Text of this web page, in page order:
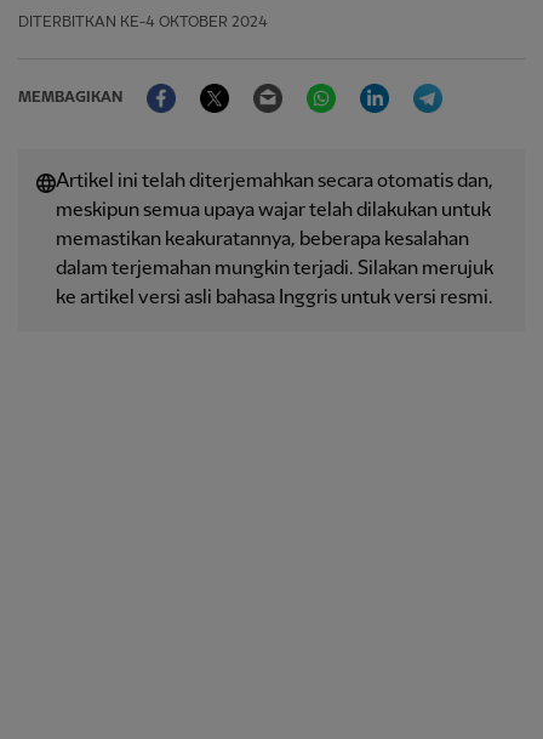
DITERBITKAN KE-4 OKTOBER 2024
MEMBAGIKAN
FacebookTwitter Email WhatsAppLinkedIn
Artikel ini telah diterjemahkan secara otomatis dan,
meskipun semua upaya wajar telah dilakukan untuk
memastikan keakuratannya, beberapa kesalahan
dalam terjemahan mungkin terjadi. Silakan merujuk
ke artikel versi asli bahasa Inggris untuk versi resmi.